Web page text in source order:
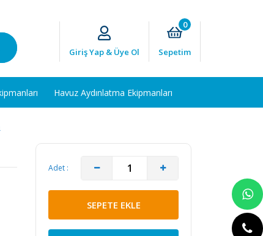
Giriş Yap & Üye Ol
0
Sepetim
Havuz Aydınlatma Ekipmanları
Adet :
SEPETE EKLE